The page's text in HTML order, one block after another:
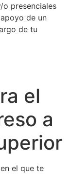
presenciales
de un
de tu
el
a
el que te